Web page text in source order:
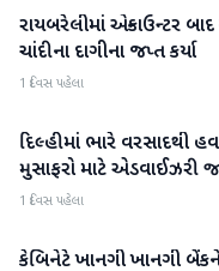
રાષ્ટ્રીય
રાયબરેલીમાં એન્કાઉન્ટર
ચાંદીના દાગીના જપ્ત કર્યા
1 દિવસ પહેલા
રાષ્ટ્રીય
દિલ્હીમાં ભારે વરસાદથી
મુસાફરો માટે એડવાઈઝરી
1 દિવસ પહેલા
રાષ્ટ્રીય
કેબિનેટે ખાનગી ખાનગી